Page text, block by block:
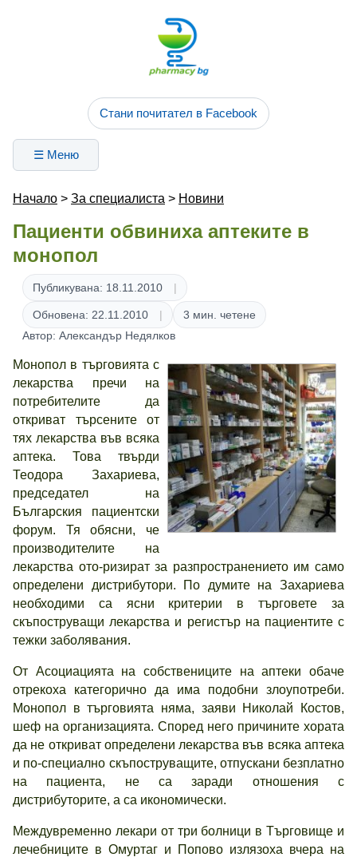
Стани почитател в Facebook
☰ Меню
Начало > За специалиста > Новини
Пациенти обвиниха аптеките в
монопол
Публикувана: 18.11.2010
Обновена: 22.11.2010
3 мин. четене
Автор: Александър Недялков
Монопол в търговията с
лекарства пречи на
потребителите да
откриват търсените от
тях лекарства във всяка
аптека. Това твърди
Теодора Захариева,
председател на
Българския пациентски
форум. Тя обясни, че
производителите на
лекарства ото-ризират за разпространението им само
определени дистрибутори. По думите на Захариева
необходими са ясни критерии в търговете за
скъпоструващи лекарства и регистър на пациентите с
тежки заболявания.
От Асоциацията на собствениците на аптеки обаче
отрекоха категорично да има подобни злоупотреби.
Монопол в търговията няма, заяви Николай Костов,
шеф на организацията. Според него причините хората
да не откриват определени лекарства във всяка аптека
и по-специално скъпоструващите, отпускани безплатно
на пациента, не са заради отношения с
дистрибуторите, а са икономически.
Междувременно лекари от три болници в Търговище и
лечебниците в Омуртаг и Попово излязоха вчера на